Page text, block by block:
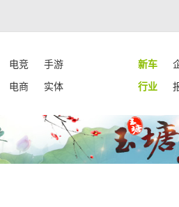
电竞 手游 新车
电商 实体 行业